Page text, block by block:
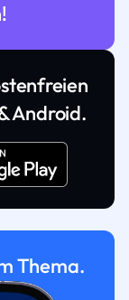
Android.
Thema.